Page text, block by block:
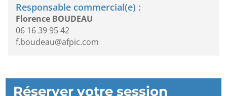
Responsable commercial(e) :
Florence BOUDEAU
06 16 39 95 42
f.boudeau@afpic.com
Réserver votre session